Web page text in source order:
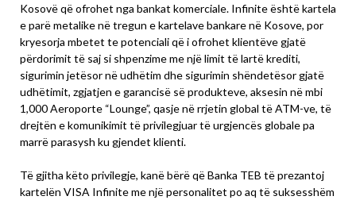
Kosovë që ofrohet nga bankat komerciale. Infinite është kartela
e parë metalike në tregun e kartelave bankare në Kosove, por
kryesorja mbetet te potenciali që i ofrohet klientëve gjatë
përdorimit të saj si shpenzime me një limit të lartë krediti,
sigurimin jetësor në udhëtim dhe sigurimin shëndetësor gjatë
udhëtimit, zgjatjen e garancisë së produkteve, aksesin në mbi
1,000 Aeroporte “Lounge”, qasje në rrjetin global të ATM-ve, të
drejtën e komunikimit të privilegjuar të urgjencës globale pa
marrë parasysh ku gjendet klienti.
Të gjitha këto privilegje, kanë bërë që Banka TEB të prezantoj
kartelën VISA Infinite me një personalitet po aq të suksesshëm